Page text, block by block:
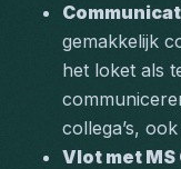
gemakkelijk
het loket als
collega’s,
Vlot met